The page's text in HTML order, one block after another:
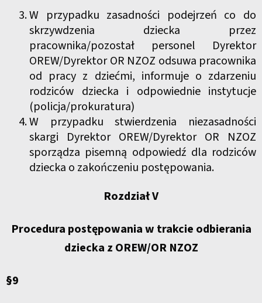
W przypadku zasadności podejrzeń co do
skrzywdzenia dziecka przez
pracownika/pozostał personel Dyrektor
OREW/Dyrektor OR NZOZ odsuwa pracownika
od pracy z dziećmi, informuje o zdarzeniu
rodziców dziecka i odpowiednie instytucje
(policja/prokuratura)
W przypadku stwierdzenia niezasadności
skargi Dyrektor OREW/Dyrektor OR NZOZ
sporządza pisemną odpowiedź dla rodziców
dziecka o zakończeniu postępowania.
Rozdział V
Procedura postępowania w trakcie odbierania
dziecka z OREW/OR NZOZ
§9